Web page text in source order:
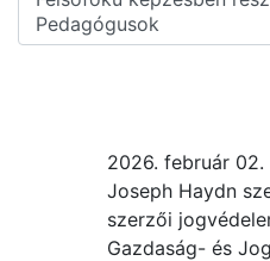
2026. február 02.
Joseph Haydn
szerzői
Gazdaság- és